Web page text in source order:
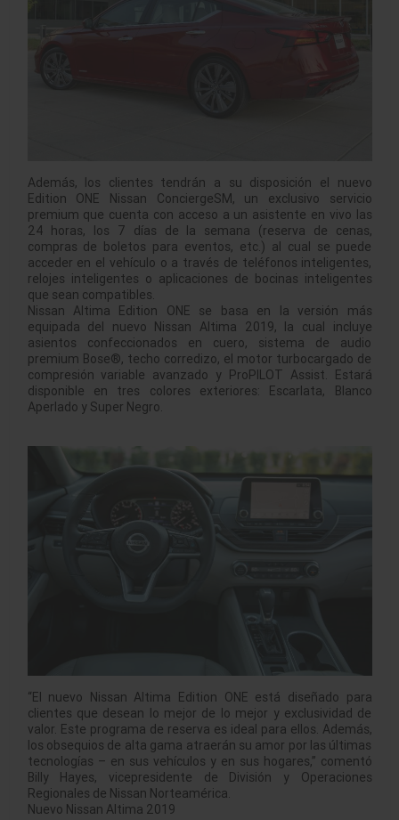
Además, los clientes tendrán a su disposición el nuevo
Edition ONE Nissan ConciergeSM, un exclusivo servicio
premium que cuenta con acceso a un asistente en vivo las
24 horas, los 7 días de la semana (reserva de cenas,
compras de boletos para eventos, etc.) al cual se puede
acceder en el vehículo o a través de teléfonos inteligentes,
relojes inteligentes o aplicaciones de bocinas inteligentes
que sean compatibles.
Nissan Altima Edition ONE se basa en la versión más
equipada del nuevo Nissan Altima 2019, la cual incluye
asientos confeccionados en cuero, sistema de audio
premium Bose®, techo corredizo, el motor turbocargado de
compresión variable avanzado y ProPILOT Assist. Estará
disponible en tres colores exteriores: Escarlata, Blanco
Aperlado y Super Negro.
“El nuevo Nissan Altima Edition ONE está diseñado para
clientes que desean lo mejor de lo mejor y exclusividad de
valor. Este programa de reserva es ideal para ellos. Además,
los obsequios de alta gama atraerán su amor por las últimas
tecnologías – en sus vehículos y en sus hogares,” comentó
Billy Hayes, vicepresidente de División y Operaciones
Regionales de Nissan Norteamérica.
Nuevo Nissan Altima 2019